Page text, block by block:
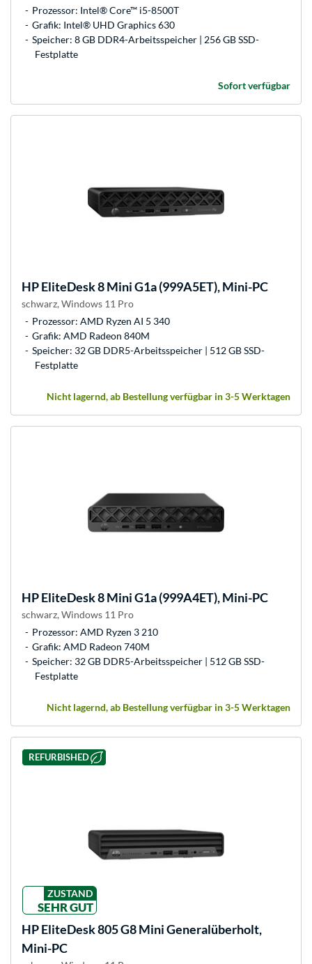
Prozessor: Intel® Core™ i5-8500T
Grafik: Intel® UHD Graphics 630
Speicher: 8 GB DDR4-Arbeitsspeicher | 256 GB SSD-
Festplatte
Sofort verfügbar
HPEliteDesk 8 Mini G1a (999A5ET), Mini-PC
schwarz, Windows 11 Pro
Prozessor: AMD Ryzen AI 5 340
Grafik: AMD Radeon 840M
Speicher: 32 GB DDR5-Arbeitsspeicher | 512 GB SSD-
Festplatte
Nicht lagernd, ab Bestellung verfügbar in 3-5 Werktagen
HPEliteDesk 8 Mini G1a (999A4ET), Mini-PC
schwarz, Windows 11 Pro
Prozessor: AMD Ryzen 3 210
Grafik: AMD Radeon 740M
Speicher: 32 GB DDR5-Arbeitsspeicher | 512 GB SSD-
Festplatte
Nicht lagernd, ab Bestellung verfügbar in 3-5 Werktagen
REFURBISHED
ZUSTAND
SEHR GUT
HPEliteDesk 805 G8 Mini Generalüberholt,
Mini-PC